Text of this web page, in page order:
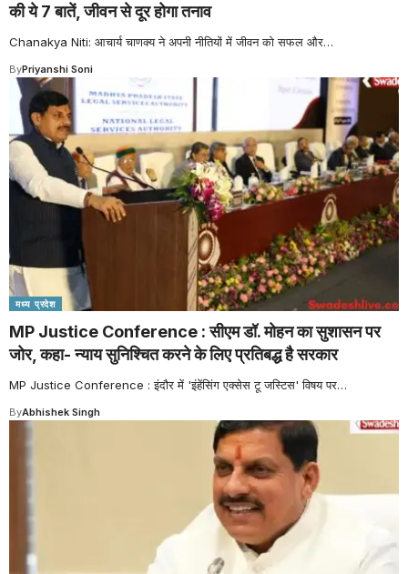
की ये 7 बातें, जीवन से दूर होगा तनाव
Chanakya Niti: आचार्य चाणक्य ने अपनी नीतियों में जीवन को सफल और…
ByPriyanshi Soni
मध्य प्रदेश
MP Justice Conference : सीएम डॉ. मोहन का सुशासन पर
जोर, कहा- न्याय सुनिश्चित करने के लिए प्रतिबद्ध है सरकार
MP Justice Conference : इंदौर में 'इंहेंसिंग एक्सेस टू जस्टिस' विषय पर…
ByAbhishek Singh